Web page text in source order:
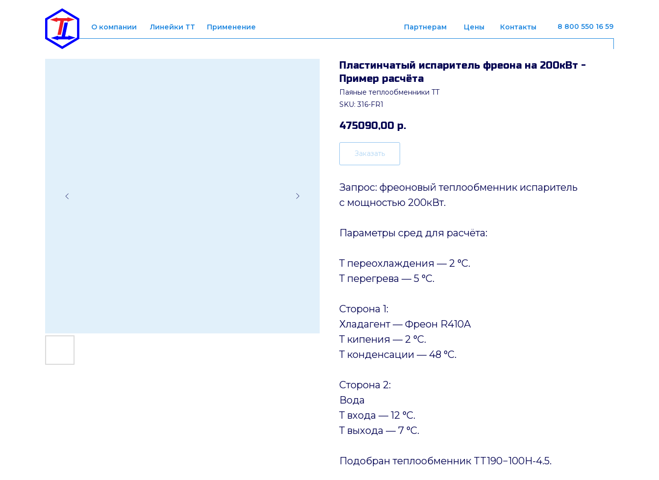
8 800 550 16 59
О компании Линейки ТТ Применение Партнерам Цены Контакты
Пластинчатый испаритель фреона на 200кВт -
Пример расчёта
Паяные теплообменники TT
SKU:316-FR1
475090,00 р.
Заказать
Запрос: фреоновый теплообменник испаритель
с мощностью 200кВт.
Параметры сред для расчёта:
Т переохлаждения — 2 °C.
Т перегрева — 5 °C.
Сторона 1:
Хладагент — Фреон R410A
Т кипения — 2 °C.
Т конденсации — 48 °C.
Сторона 2:
Вода
Т входа — 12 °C.
Т выхода — 7 °C.
Подобран теплообменник TT190−100H-4.5.